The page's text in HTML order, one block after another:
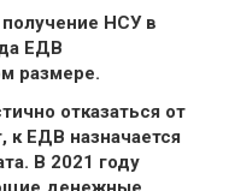
НСУ в
ЕДВ
размере.
отказаться от
к ЕДВ назначается
В 2021 году